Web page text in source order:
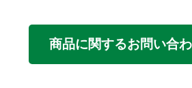
商品に関するお問い合